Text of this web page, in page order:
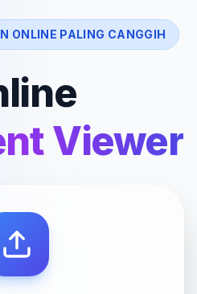
ONLINE PALING CANGGIH
Viewer